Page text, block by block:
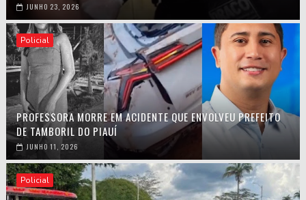
JUNHO 23, 2026
Policial
PROFESSORA MORRE EM ACIDENTE QUE ENVOLVEU PREFEITO
DE TAMBORIL DO PIAUÍ
JUNHO 11, 2026
Policial